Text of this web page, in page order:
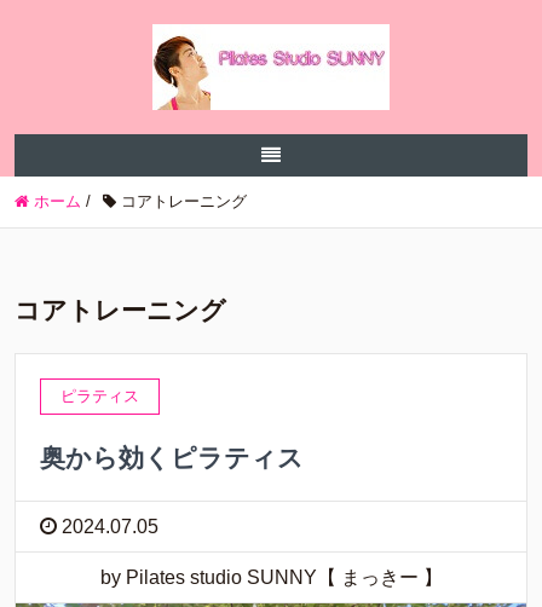
ホーム / コアトレーニング
コアトレーニング
ピラティス
奥から効くピラティス
2024.07.05
by Pilates studio SUNNY【 まっきー 】